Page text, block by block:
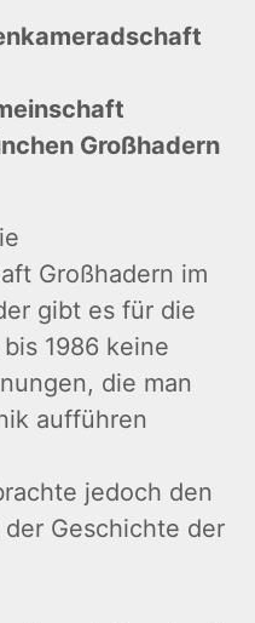
Großhadern
Großhadern im
gibt es für die
1986 keine
die man
aufführen
jedoch den
Geschichte der